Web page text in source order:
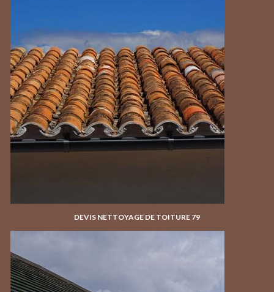
DEVIS NETTOYAGE DE TOITURE 79